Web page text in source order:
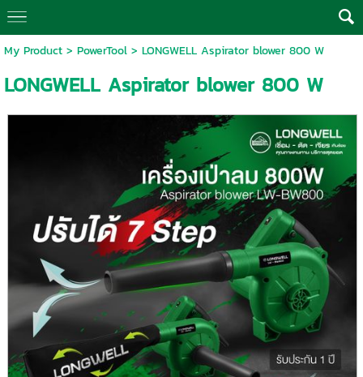
My Product> PowerTool> LONGWELL Aspirator blower 800 W
LONGWELL Aspirator blower 800 W